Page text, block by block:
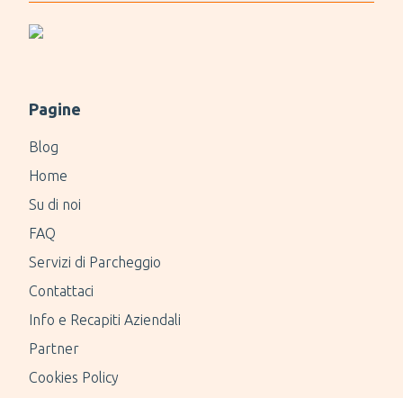
Pagine
Blog
Home
Su di noi
FAQ
Servizi di Parcheggio
Contattaci
Info e Recapiti Aziendali
Partner
Cookies Policy